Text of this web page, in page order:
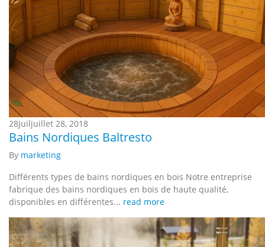
28Juiljuillet 28, 2018
Bains Nordiques Baltresto
By marketing
Différents types de bains nordiques en bois Notre entreprise
fabrique des bains nordiques en bois de haute qualité,
disponibles en différentes... read more